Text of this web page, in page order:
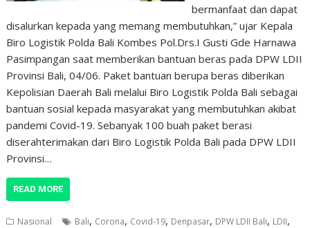
bermanfaat dan dapat
disalurkan kepada yang memang membutuhkan,” ujar Kepala
Biro Logistik Polda Bali Kombes Pol.Drs.I Gusti Gde Harnawa
Pasimpangan saat memberikan bantuan beras pada DPW LDII
Provinsi Bali, 04/06. Paket bantuan berupa beras diberikan
Kepolisian Daerah Bali melalui Biro Logistik Polda Bali sebagai
bantuan sosial kepada masyarakat yang membutuhkan akibat
pandemi Covid-19. Sebanyak 100 buah paket berasi
diserahterimakan dari Biro Logistik Polda Bali pada DPW LDII
Provinsi…
READ MORE
Nasional Bali, Corona, Covid-19, Denpasar, DPW LDII Bali, LDII,